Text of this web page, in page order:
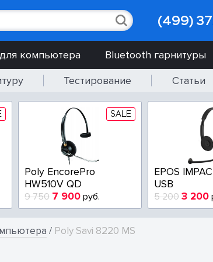
(499)
компьютера Bluetooth гарнитуры
Тестирование Статьи
SALE
Poly EncorePro
HW510V QD
9 750 7 900 руб.
EPOS
USB
5 200 3 200
/ Poly Savi 8220 MS